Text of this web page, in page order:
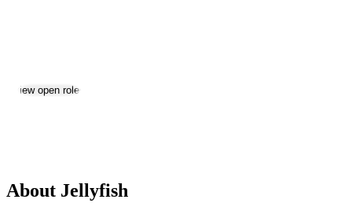
View open roles
About Jellyfish